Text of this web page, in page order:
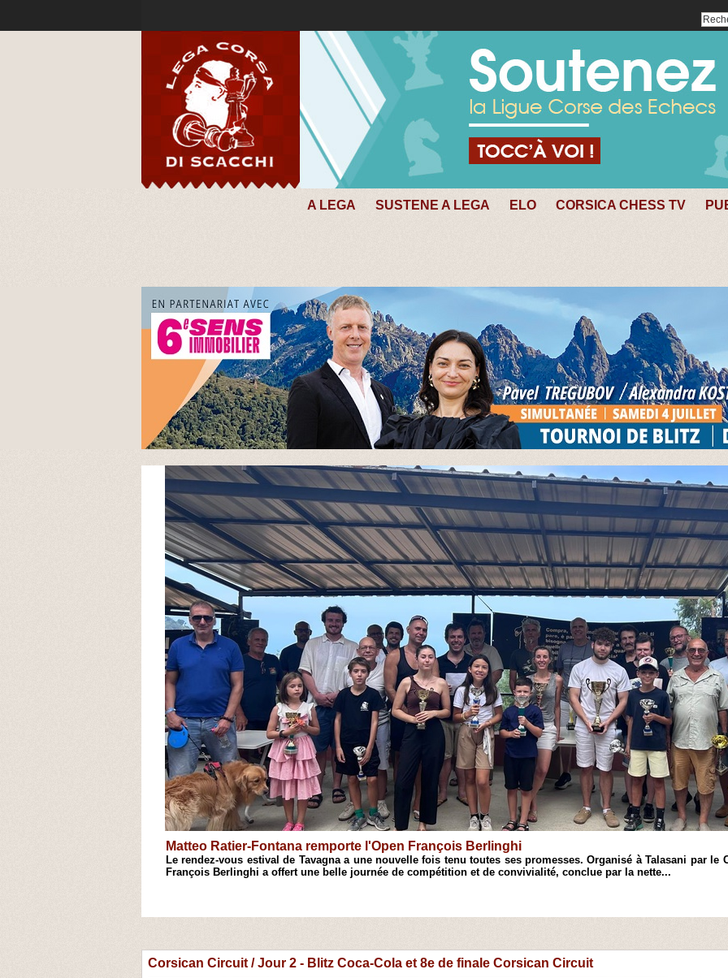
A LEGA SUSTENE A LEGA ELO CORSICA CHESS TV
Antoine Cristofari remporte l'Open de Ciamannacce
Après une semaine de stage consacrée à l'initiation et au perfectionnement de jeunes joueurs du Taravo, la
s'est conclue par son traditionnel Open de blitz. Réunissant 42 participants venus de plusieurs régions,...
Corsican Circuit / Jour 2 - Blitz Coca-Cola et 8e de finale Corsican Circuit